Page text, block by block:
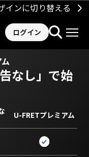
インに切り替える
ログイン
告なし」で始
U-FRETプレミアム